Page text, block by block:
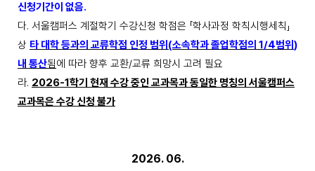
신청기간이 없음.
다. 서울캠퍼스 계절학기 수강신청 학점은 「학사과정 학칙시행세칙 」
상 타 대학 등과의 교류학점 인정 범위 (소속학과 졸업학점의 1/4범위 )
내 통산됨에 따라 향후 교환/교류 희망시 고려 필요
라. 2026-1학기 현재 수강 중인 교과목과 동일한 명칭의 서울캠퍼스
교과목은 수강 신청 불가
2026. 06.